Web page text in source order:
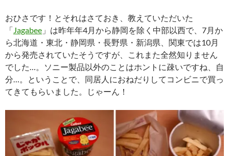
おひさです！とそれはさておき、教えていただいた
「Jagabee 」は昨年年4月から静岡を除く中部以西で、7月か
ら北海道・東北・静岡県・長野県・新潟県、関東では10月
から発売されていたそうですが、これまた全然知りません
でした…。ソニー製品以外のことはホントに疎いですね、自
分…。ということで、同居人におねだりしてコンビニで買っ
てきてもらいました。じゃーん！